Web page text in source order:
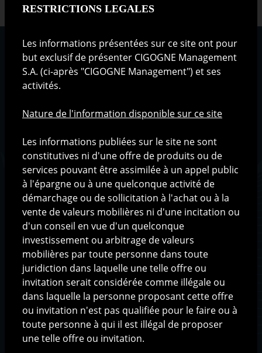
Qui sommes-nous ?
L'équipe
Méthodologie de gestion
La philosophie d'investissement
Le processus d'investissement
Solutions d'investissement
Fonds AIF
Fonds UCITS
Produits structurés
Base documentaire
Communications
Documentation produits
RESTRICTIONS LEGALES
Les informations présentées sur ce site ont pour
but exclusif de présenter CIGOGNE Management
S.A. (ci-après "CIGOGNE Management") et ses
activités.
Nature de l'information disponible sur ce site
Les informations publiées sur le site ne sont
constitutives ni d'une offre de produits ou de
services pouvant être assimilée à un appel public
à l'épargne ou à une quelconque activité de
démarchage ou de sollicitation à l'achat ou à la
vente de valeurs mobilières ni d'une incitation ou
d'un conseil en vue d'un quelconque
investissement ou arbitrage de valeurs
mobilières par toute personne dans toute
juridiction dans laquelle une telle offre ou
invitation serait considérée comme illégale ou
dans laquelle la personne proposant cette offre
ou invitation n'est pas qualifiée pour le faire ou à
toute personne à qui il est illégal de proposer
une telle offre ou invitation.